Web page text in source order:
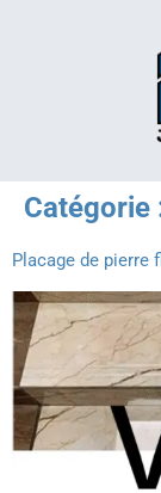
Catégorie
Placage de pierre